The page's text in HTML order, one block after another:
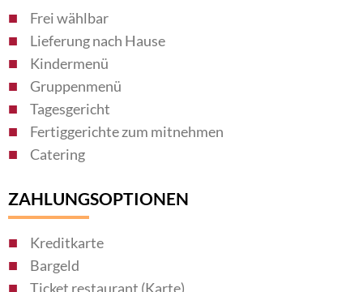
Frei wählbar
Lieferung nach Hause
Kindermenü
Gruppenmenü
Tagesgericht
Fertiggerichte zum mitnehmen
Catering
ZAHLUNGSOPTIONEN
Kreditkarte
Bargeld
Ticket restaurant (Karte)